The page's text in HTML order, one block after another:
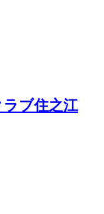
ブ住之江